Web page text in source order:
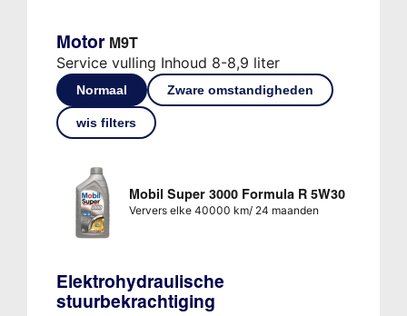
Motor M9T
Service vulling Inhoud 8-8,9 liter
Normaal Zware omstandigheden
wis filters
Mobil Super 3000 Formula R 5W30
Ververs elke 40000 km/ 24 maanden
Elektrohydraulische
stuurbekrachtiging